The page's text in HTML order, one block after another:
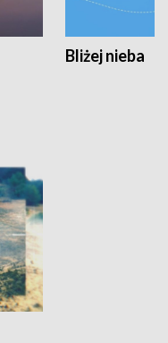
Bliżej nieba